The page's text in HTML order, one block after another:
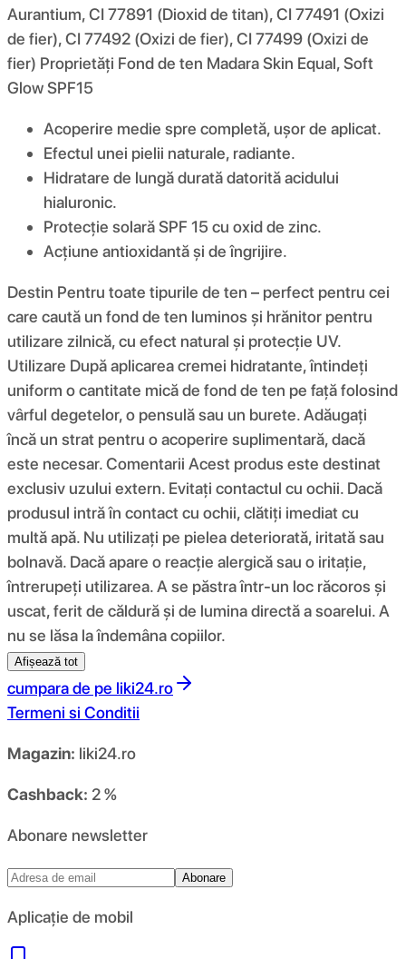
Aurantium, CI 77891 (Dioxid de titan), CI 77491 (Oxizi
de fier), CI 77492 (Oxizi de fier), CI 77499 (Oxizi de
fier) Proprietăți Fond de ten Madara Skin Equal, Soft
Glow SPF15
Acoperire medie spre completă, ușor de aplicat.
Efectul unei pielii naturale, radiante.
Hidratare de lungă durată datorită acidului
hialuronic.
Protecție solară SPF 15 cu oxid de zinc.
Acțiune antioxidantă și de îngrijire.
Destin Pentru toate tipurile de ten – perfect pentru cei
care caută un fond de ten luminos și hrănitor pentru
utilizare zilnică, cu efect natural și protecție UV.
Utilizare După aplicarea cremei hidratante, întindeți
uniform o cantitate mică de fond de ten pe față folosind
vârful degetelor, o pensulă sau un burete. Adăugați
încă un strat pentru o acoperire suplimentară, dacă
este necesar. Comentarii Acest produs este destinat
exclusiv uzului extern. Evitați contactul cu ochii. Dacă
produsul intră în contact cu ochii, clătiți imediat cu
multă apă. Nu utilizați pe pielea deteriorată, iritată sau
bolnavă. Dacă apare o reacție alergică sau o iritație,
întrerupeți utilizarea. A se păstra într-un loc răcoros și
uscat, ferit de căldură și de lumina directă a soarelui. A
nu se lăsa la îndemâna copiilor.
Afișează tot
cumpara de pe liki24.ro
Termeni si Conditii
Magazin: liki24.ro
Cashback: 2 %
Abonare newsletter
Abonare
Aplicație de mobil